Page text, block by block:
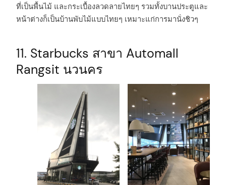
ที่เป็นพื้นไม้ และกระเบื้องลวดลายไทยๆ รวมทั้งบานประตูและ
หน้าต่างก็เป็นบ้านพับไม้แบบไทยๆ เหมาะแก่การมานั่งชิวๆ
11. Starbucks สาขา Automall
Rangsit นวนคร